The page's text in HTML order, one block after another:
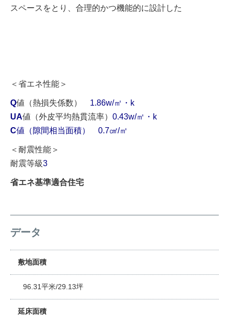
スペースをとり、合理的かつ機能的に設計した
＜省エネ性能＞
Q値（熱損失係数） 1.86w/㎡・k
UA値（外皮平均熱貫流率） 0.43w/㎡・k
C値（隙間相当面積） 0.7㎠/㎡
＜耐震性能＞
耐震等級3
省エネ基準適合住宅
データ
敷地面積
96.31平米/29.13坪
延床面積